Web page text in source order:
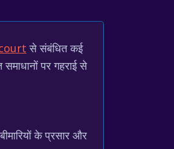
से संबंधित कई
पर गहराई से
के प्रसार और